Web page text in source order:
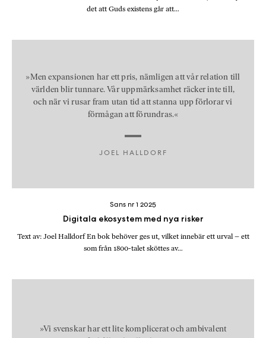
det att Guds existens går att…
»Men expansionen har ett pris, nämligen att vår relation till
världen blir tunnare. Vår uppmärksamhet räcker inte till,
och när vi rusar fram utan tid att stanna upp förlorar vi
förmågan att förundras.«
JOEL HALLDORF
Digitala ekosystem med nya risker
Sans nr 1 2025
Text av: Joel Halldorf En bok behöver ges ut, vilket innebär ett urval – ett
som från 1800-talet sköttes av…
»Vi svenskar har ett lite komplicerat och ambivalent